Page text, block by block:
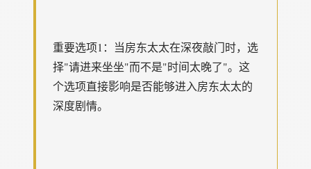
重要选项1：当房东太太在深夜敲门时，选
择"请进来坐坐"而不是"时间太晚了"。这
个选项直接影响是否能够进入房东太太的
深度剧情。